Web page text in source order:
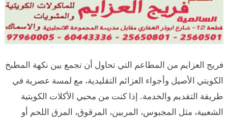
فريج العزايم من المطاعم التي تحاول أن تجمع بين نكهة المطبخ
الكويتي الأصيل وأجواء العزائم التقليدية، مع لمسة عصرية في
طريقة التقديم والخدمة. إذا كنت من محبي الأكلات الكويتية
الشعبية، مثل المجبوس، المربين، المرقوق، المرق اللحم أو